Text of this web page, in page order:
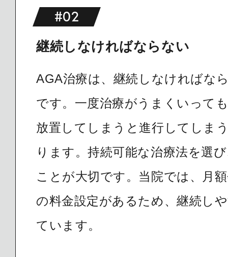
継続しなければならない
#02
AGA治療は、継続しなければな
です。一度治療がうまくいって
放置してしまうと進行してしま
ります。持続可能な治療法を選
ことが大切です。当院では、月
の料金設定があるため、継続し
ています。